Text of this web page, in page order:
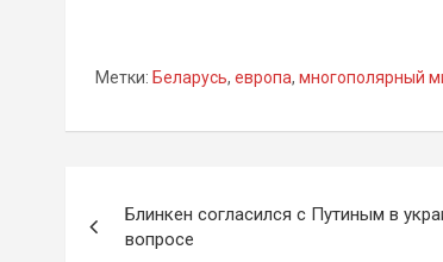
Метки: Беларусь, европа, многополярный
по
Блинкен согласился с Путиным в
вопросе